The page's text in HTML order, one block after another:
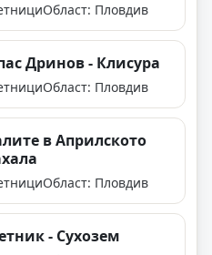
Област: Пловдив
Дринов - Клисура
Област: Пловдив
в Априлското
Област: Пловдив
- Сухозем